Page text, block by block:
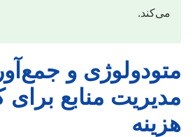
می‌کند.
متودولوژی و
مدیریت منابع
هزینه